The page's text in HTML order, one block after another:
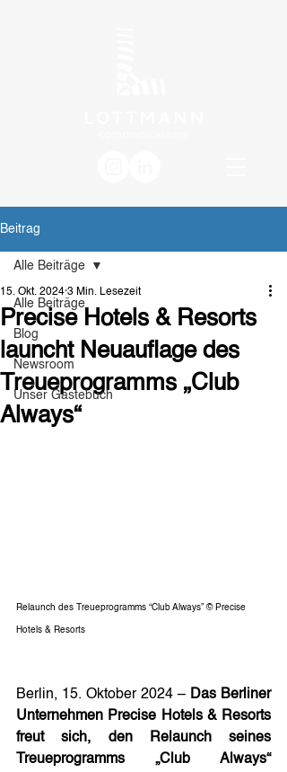
Beitrag
Alle Beiträge
Blog
Newsroom
Unser Gästebuch
Alle Beiträge
Precise Hotels & Resorts
launcht Neuauflage des
Treueprogramms „Club
Always“
15. Okt. 2024 3 Min. Lesezeit
Relaunch des Treueprogramms “Club Always” © Precise
Hotels & Resorts
Berlin, 15. Oktober 2024 – Das Berliner
Unternehmen Precise Hotels & Resorts
freut sich, den Relaunch seines
Treueprogramms „Club Always“